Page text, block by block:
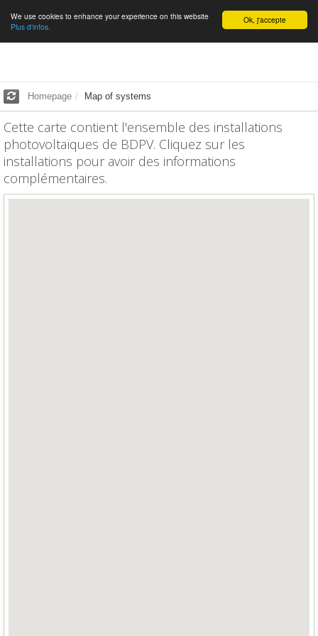
English Ok, j'accepte
We use cookies to enhance your experience on this website
Plus d'infos.
Homepage Map of systems
Cette carte contient l'ensemble des installations
photovoltaïques de BDPV. Cliquez sur les
installations pour avoir des informations
complémentaires.